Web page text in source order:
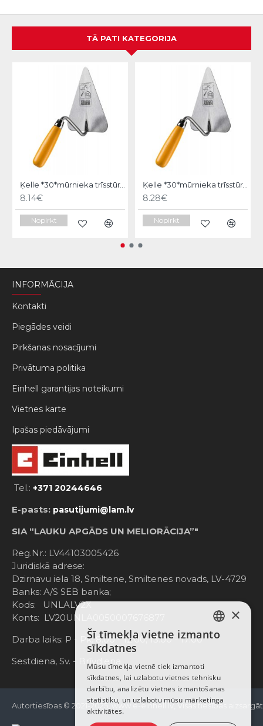
TĀ PATI KATEGORIJA
Ķelle *30*mūrnieka trīsstūra 18cm, Hardy
8.14€
Nopirkt
Ķelle *30*mūrnieka trīsstūra 20cm, Hardy
8.28€
Nopirkt
INFORMĀCIJA
Kontakti
Piegādes veidi
Pirkšanas nosacījumi
Privātuma politika
Einhell garantijas noteikumi
Vietnes karte
Ipašas piedāvājumi
Tel.: +371 20244646
E-pasts: pasutijumi@lam.lv
SIA “LAUKU APGĀDS UN MELIORĀCIJA”"
Reg.Nr.: LV44103005426
Juridiskā adrese:
Dzirnavu iela 18, Smiltene, Smiltenes novads, LV-4729
Banks: A/S SEB banka;
Kods: UNLALV2X
Konts: LV20UNLA0050007676877
Darba laiks: P - Pk. 8:00 - 12:00; 13:00 - 17:00
Sestdiena, Sv. - Brīvdiena
Autortiesības © 2021-2025, www.e-einhell.lv, Visas tiesības
LATVIAN
ENGLISH
×
Šī tīmekļa vietne izmanto
sīkdatnes
Mūsu tīmekļa vietnē tiek izmantoti
sīkdatnes, lai uzlabotu vietnes tehnisku
darbību, analizētu vietnes izmantošanas
statistiku, un uzlabotu mūsu mārketinga
aktivitātes.